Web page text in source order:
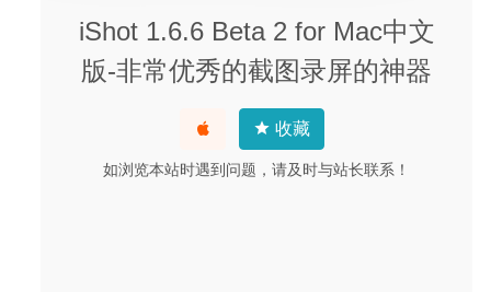
iShot 1.6.6 Beta 2 for Mac中文
版-非常优秀的截图录屏的神器
收藏
如浏览本站时遇到问题，请及时与站长联系！
WindowSwitcher 1.42 – 轻便小巧的窗口切换工具
2021-05-
A-Zippr Pro 1.8 中文版 – 便捷的压缩解压工具 2023-03-10
Amadeus Pro 2.7.5 (2388) for Mac中文版-多音轨音频编辑
Mediahuman Youtube Downloader 3.9.9.41 – 非常方便的